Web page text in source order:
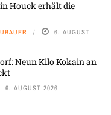
Houck erhält die
6. AUGUST
Neun Kilo Kokain an
6. AUGUST 2026